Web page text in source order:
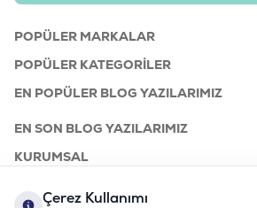
POPÜLER MARKALAR
POPÜLER KATEGORILER
EN POPÜLER BLOG YAZILARIMIZ
EN SON BLOG YAZILARIMIZ
KURUMSAL
Çerez Kullanımı